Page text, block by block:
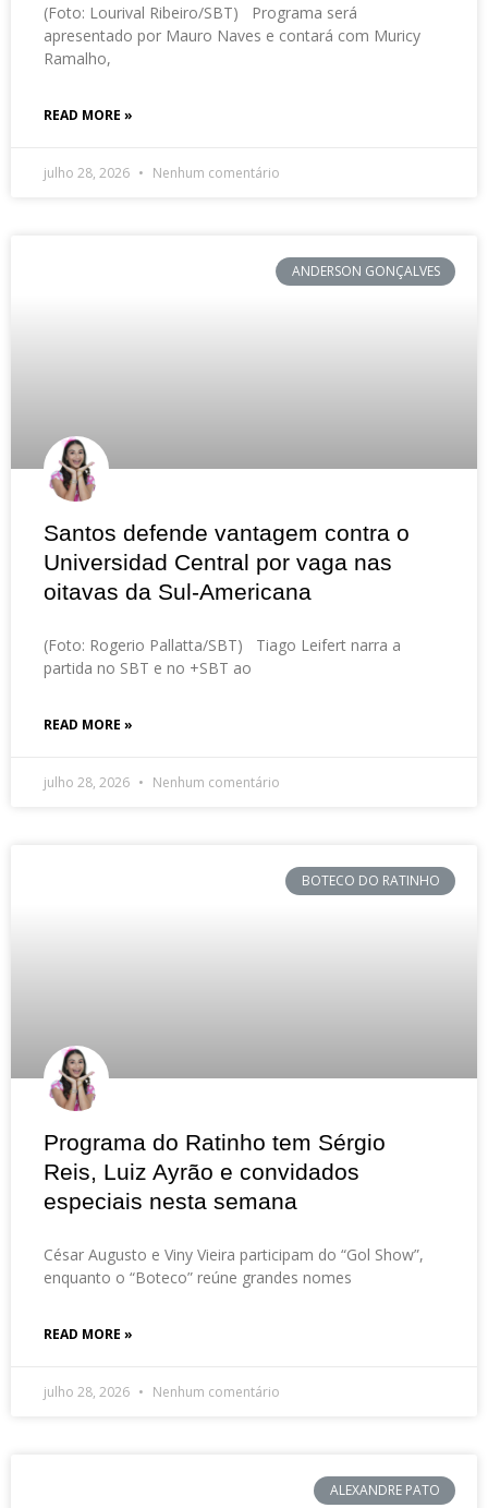
(Foto: Lourival Ribeiro/SBT) Programa será
apresentado por Mauro Naves e contará com Muricy
Ramalho,
READ MORE »
julho 28, 2026 Nenhum comentário
ANDERSON GONÇALVES
Santos defende vantagem contra o
Universidad Central por vaga nas
oitavas da Sul-Americana
(Foto: Rogerio Pallatta/SBT) Tiago Leifert narra a
partida no SBT e no +SBT ao
READ MORE »
julho 28, 2026 Nenhum comentário
BOTECO DO RATINHO
Programa do Ratinho tem Sérgio
Reis, Luiz Ayrão e convidados
especiais nesta semana
César Augusto e Viny Vieira participam do “Gol Show”,
enquanto o “Boteco” reúne grandes nomes
READ MORE »
julho 28, 2026 Nenhum comentário
ALEXANDRE PATO